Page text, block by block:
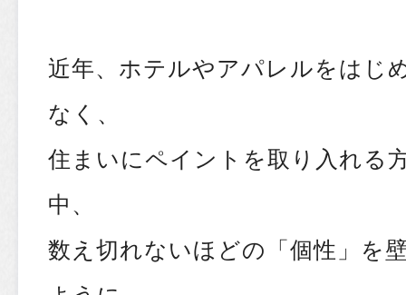
近年、ホテルやアパレルをはじ
なく、
住まいにペイントを取り入れる
中、
数え切れないほどの「個性」を